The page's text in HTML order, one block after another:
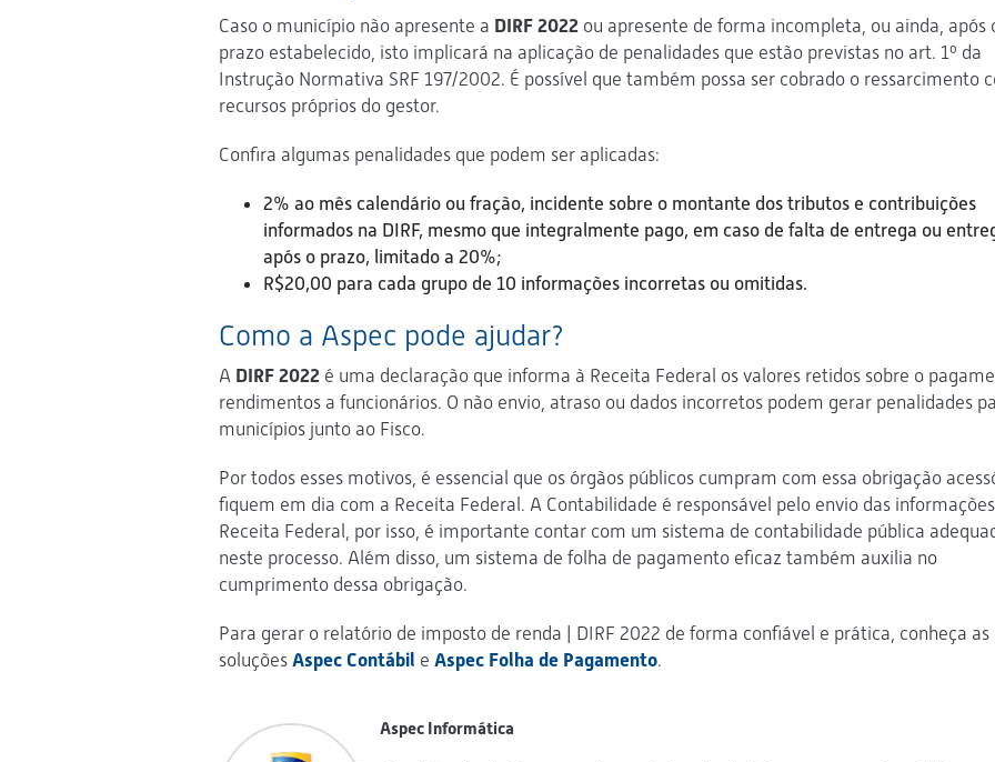
Caso o município não apresente a DIRF 2022 ou apresente de forma incompleta, ou ainda, após
prazo estabelecido, isto implicará na aplicação de penalidades que estão previstas no art. 1º da
Instrução Normativa SRF 197/2002. É possível que também possa ser cobrado o ressarcimento
recursos próprios do gestor.
Confira algumas penalidades que podem ser aplicadas:
2% ao mês calendário ou fração, incidente sobre o montante dos tributos e contribuições
informados na DIRF, mesmo que integralmente pago, em caso de falta de entrega ou
após o prazo, limitado a 20%;
R$20,00 para cada grupo de 10 informações incorretas ou omitidas.
Como a Aspec pode ajudar?
A DIRF 2022 é uma declaração que informa à Receita Federal os valores retidos sobre o
rendimentos a funcionários. O não envio, atraso ou dados incorretos podem gerar penalidades
municípios junto ao Fisco.
Por todos esses motivos, é essencial que os órgãos públicos cumpram com essa obrigação
fiquem em dia com a Receita Federal. A Contabilidade é responsável pelo envio das
Receita Federal, por isso, é importante contar com um sistema de contabilidade pública
neste processo. Além disso, um sistema de folha de pagamento eficaz também auxilia no
cumprimento dessa obrigação.
Para gerar o relatório de imposto de renda | DIRF 2022 de forma confiável e prática, conheça as
soluções Aspec Contábil e Aspec Folha de Pagamento.
Aspec Informática